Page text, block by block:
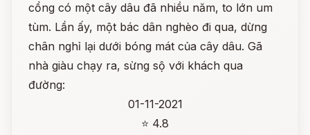
cổng có một cây dâu đã nhiều năm, to lớn um
tùm. Lần ấy, một bác dân nghèo đi qua, dừng
chân nghỉ lại dưới bóng mát của cây dâu. Gã
nhà giàu chạy ra, sừng sộ với khách qua
đường:
01-11-2021
⭐ 4.8